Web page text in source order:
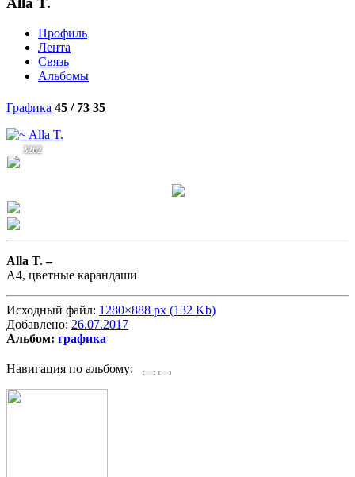
Профиль
Лента
Связь
Альбомы
Графика 45 / 73 35
3262
Alla T. –
А4, цветные карандаши
Исходный файл: 1280×888 px (132 Kb)
Добавлено: 26.07.2017
Альбом: графика
Навигация по альбому: